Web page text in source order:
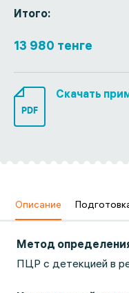
Итого:
13 980 тенге
PDF
Скачать
Описание
Метод
ПЦР с детекцией в